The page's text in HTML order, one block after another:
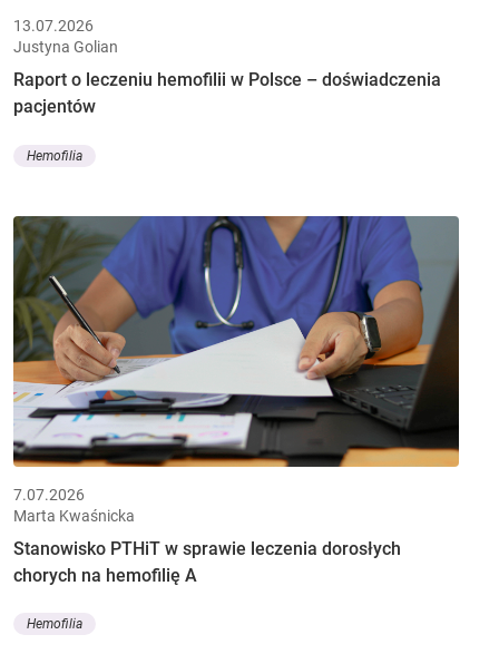
13.07.2026
Justyna Golian
Raport o leczeniu hemofilii w Polsce – doświadczenia
pacjentów
Hemofilia
7.07.2026
Marta Kwaśnicka
Stanowisko PTHiT w sprawie leczenia dorosłych
chorych na hemofilię A
Hemofilia